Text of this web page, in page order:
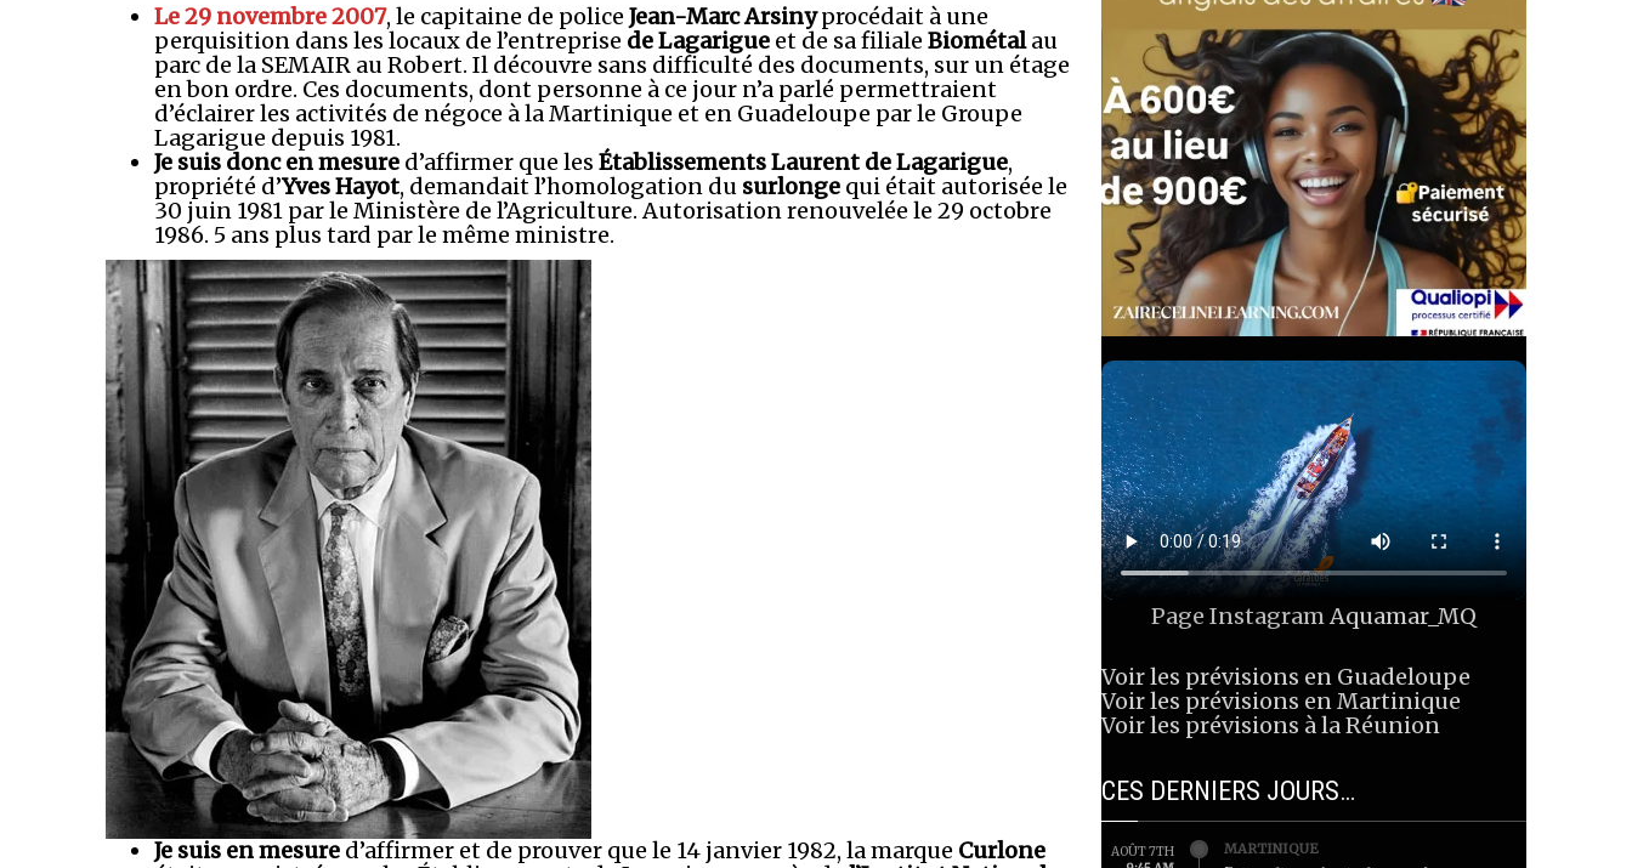
Le 29 novembre 2007, le capitaine de police Jean-Marc Arsinyprocédait à une
perquisition dans les locaux de l’entreprise de Lagarigue et de sa filiale Biométalau
parc de la SEMAIR au Robert. Il découvre sans difficulté des documents, sur un étage
en bon ordre. Ces documents, dont personne à ce jour n’a parlé permettraient
d’éclairer les activités de négoce à la Martinique et en Guadeloupe par le Groupe
Lagarigue depuis 1981.
Je suis donc en mesure d’affirmer que les Établissements Laurent de Lagarigue,
propriété d’Yves Hayot, demandait l’homologation du surlonge qui était autorisée le
30 juin 1981 par le Ministère de l’Agriculture. Autorisation renouvelée le 29 octobre
1986. 5 ans plus tard par le même ministre.
Je suis en mesure d’affirmer et de prouver que le 14 janvier 1982, la marque Curlone
Page InstagramAquamar_MQ
Voir les prévisions en Guadeloupe
Voir les prévisions en Martinique
Voir les prévisions à la Réunion
CES DERNIERS JOURS…
AOÛT 7TH
MARTINIQUE